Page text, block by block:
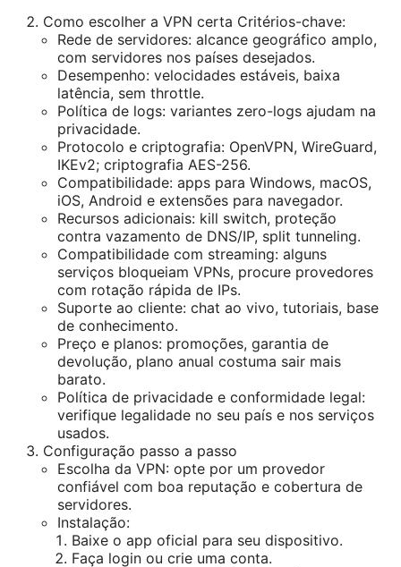
Como escolher a VPN certa Critérios-chave:
Rede de servidores: alcance geográfico amplo,
com servidores nos países desejados.
Desempenho: velocidades estáveis, baixa
latência, sem throttle.
Política de logs: variantes zero-logs ajudam na
privacidade.
Protocolo e criptografia: OpenVPN, WireGuard,
IKEv2; criptografia AES-256.
Compatibilidade: apps para Windows, macOS,
iOS, Android e extensões para navegador.
Recursos adicionais: kill switch, proteção
contra vazamento de DNS/IP, split tunneling.
Compatibilidade com streaming: alguns
serviços bloqueiam VPNs, procure provedores
com rotação rápida de IPs.
Suporte ao cliente: chat ao vivo, tutoriais, base
de conhecimento.
Preço e planos: promoções, garantia de
devolução, plano anual costuma sair mais
barato.
Política de privacidade e conformidade legal:
verifique legalidade no seu país e nos serviços
usados.
Configuração passo a passo
Escolha da VPN: opte por um provedor
confiável com boa reputação e cobertura de
servidores.
Instalação:
Baixe o app oficial para seu dispositivo.
Faça login ou crie uma conta.